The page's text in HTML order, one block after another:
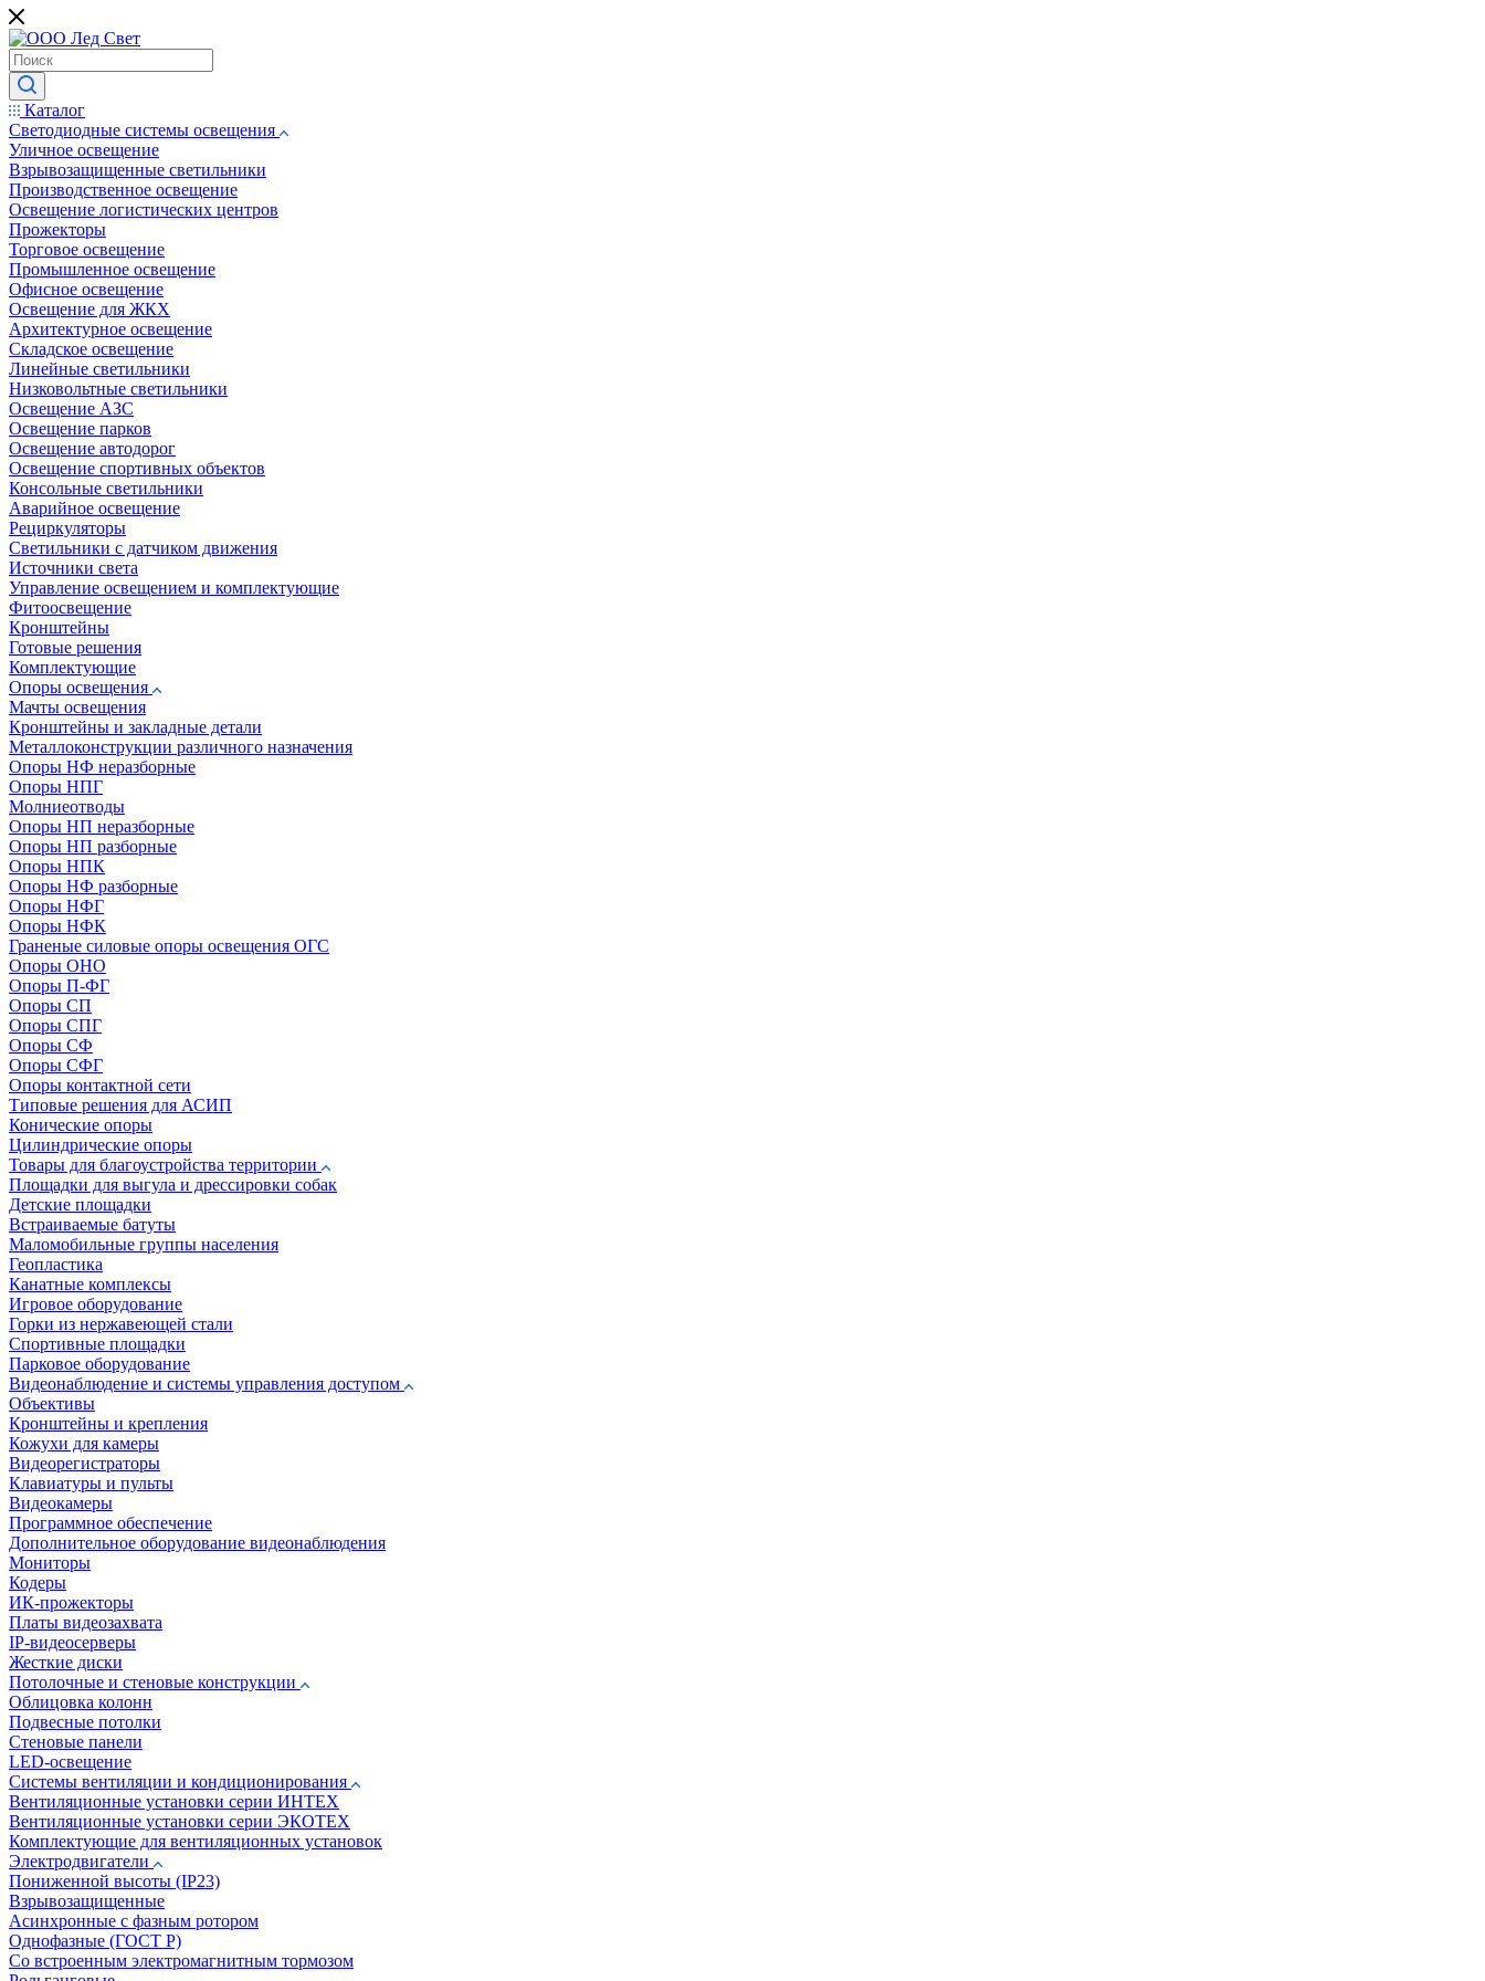
Каталог
Светодиодные системы освещения
Уличное освещение
Взрывозащищенные светильники
Производственное освещение
Освещение логистических центров
Прожекторы
Торговое освещение
Промышленное освещение
Офисное освещение
Освещение для ЖКХ
Архитектурное освещение
Складское освещение
Линейные светильники
Низковольтные светильники
Освещение АЗС
Освещение парков
Освещение автодорог
Освещение спортивных объектов
Консольные светильники
Аварийное освещение
Рециркуляторы
Светильники с датчиком движения
Источники света
Управление освещением и комплектующие
Фитоосвещение
Кронштейны
Готовые решения
Комплектующие
Опоры освещения
Мачты освещения
Кронштейны и закладные детали
Металлоконструкции различного назначения
Опоры НФ неразборные
Опоры НПГ
Молниеотводы
Опоры НП неразборные
Опоры НП разборные
Опоры НПК
Опоры НФ разборные
Опоры НФГ
Опоры НФК
Граненые силовые опоры освещения ОГС
Опоры ОНО
Опоры П-ФГ
Опоры СП
Опоры СПГ
Опоры СФ
Опоры СФГ
Опоры контактной сети
Типовые решения для АСИП
Конические опоры
Цилиндрические опоры
Товары для благоустройства территории
Площадки для выгула и дрессировки собак
Детские площадки
Встраиваемые батуты
Маломобильные группы населения
Геопластика
Канатные комплексы
Игровое оборудование
Горки из нержавеющей стали
Спортивные площадки
Парковое оборудование
Видеонаблюдение и системы управления доступом
Объективы
Кронштейны и крепления
Кожухи для камеры
Видеорегистраторы
Клавиатуры и пульты
Видеокамеры
Программное обеспечение
Дополнительное оборудование видеонаблюдения
Мониторы
Кодеры
ИК-прожекторы
Платы видеозахвата
IP-видеосерверы
Жесткие диски
Потолочные и стеновые конструкции
Облицовка колонн
Подвесные потолки
Стеновые панели
LED-освещение
Системы вентиляции и кондиционирования
Вентиляционные установки серии ИНТЕХ
Вентиляционные установки серии ЭКОТЕХ
Комплектующие для вентиляционных установок
Электродвигатели
Пониженной высоты (IP23)
Взрывозащищенные
Асинхронные с фазным ротором
Однофазные (ГОСТ Р)
Со встроенным электромагнитным тормозом